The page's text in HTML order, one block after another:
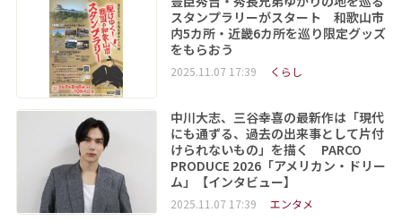
スタンプラリーがスタート 和歌山市
内5カ所・近畿6カ所を巡り限定グッズ
をもらおう
2025.11.07 17:39 くらし
中川大志、三谷幸喜の最新作は「現代
にも通ずる、過去の出来事として片付
けられないもの」を描く PARCO
PRODUCE 2026「アメリカン・ドリー
ム」【インタビュー】
2025.11.07 17:39 エンタメ